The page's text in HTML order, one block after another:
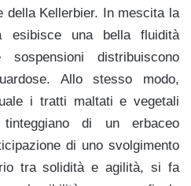
della Kellerbier. In mescita la
una bella fluidità
distribuiscono
Allo stesso modo,
i tratti maltati e vegetali
di un erbaceo
di uno svolgimento
tra solidità e agilità, si fa